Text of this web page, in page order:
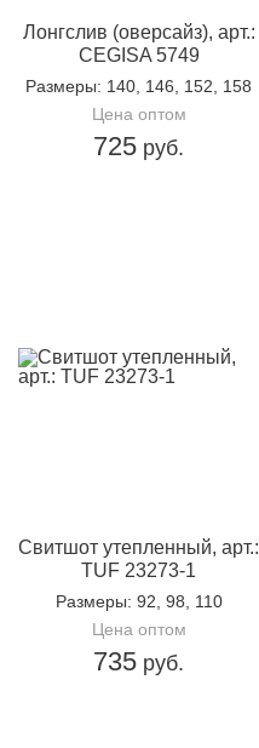
Лонгслив (оверсайз), арт.:
CEGISA 5749
Размеры: 140, 146, 152, 158
Цена оптом
725 руб.
Свитшот утепленный, арт.:
TUF 23273-1
Размеры: 92, 98, 110
Цена оптом
735 руб.